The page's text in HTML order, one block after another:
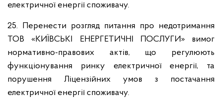
електричної енергії споживачу.
25. Перенести розгляд питання про недотримання
ТОВ «КИЇВСЬКІ ЕНЕРГЕТИЧНІ ПОСЛУГИ» вимог
нормативно-правових актів, що регулюють
функціонування ринку електричної енергії, та
порушення Ліцензійних умов з постачання
електричної енергії споживачу.